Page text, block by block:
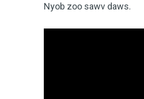
Nyob zoo sawv daws.